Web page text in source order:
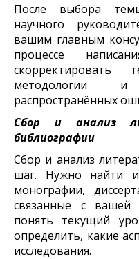
После выбора
научного
вашим главным
процессе
методологии
распространённых
Сбор и анализ
библиографии
Сбор и анализ
шаг. Нужно найти и
монографии,
связанные с
понять текущий
определить, какие
исследования.